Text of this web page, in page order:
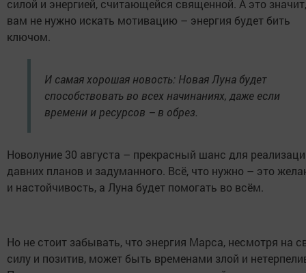
силой и энергией, считающейся священной. А это
вам не нужно искать мотивацию – энергия будет бить
ключом.
И самая хорошая новость: Новая Луна будет
способствовать во всех начинаниях, даже если
времени и ресурсов – в обрез.
Новолуние 30 августа – прекрасный шанс для
давних планов и задуманного. Всё, что нужно – это
и настойчивость, а Луна будет помогать во всём.
Но не стоит забывать, что энергия Марса, несмотря на
силу и позитив, может быть временами злой и